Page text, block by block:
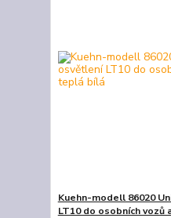
Kuehn-modell 86020
LT10 do osobních